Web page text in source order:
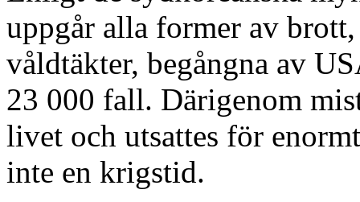
uppgår alla former av
våldtäkter, begångna av
23 000 fall. Därigenom
livet och utsattes för
inte en krigstid.